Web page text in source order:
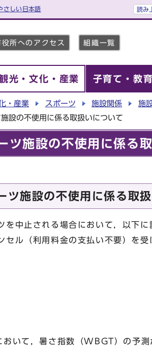
さしい日本語 読み
役所へのアクセス 組織一覧
光・文化・産業 子育て・教育
・産業 スポーツ 施設関係
施
設の不使用に係る取扱いについて
ツ施設の不使用に係る
ツ施設の不使用に係る取
中止される場合において，以下に
セル（利用料金の支払い不要）を
いて，暑さ指数（WBGT）の予